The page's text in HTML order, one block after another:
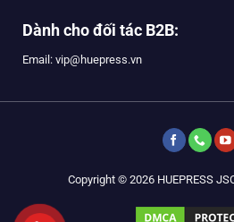
Dành cho đối tác B2B:
Email: vip@huepress.vn
Copyright © 2026 HUEPRESS